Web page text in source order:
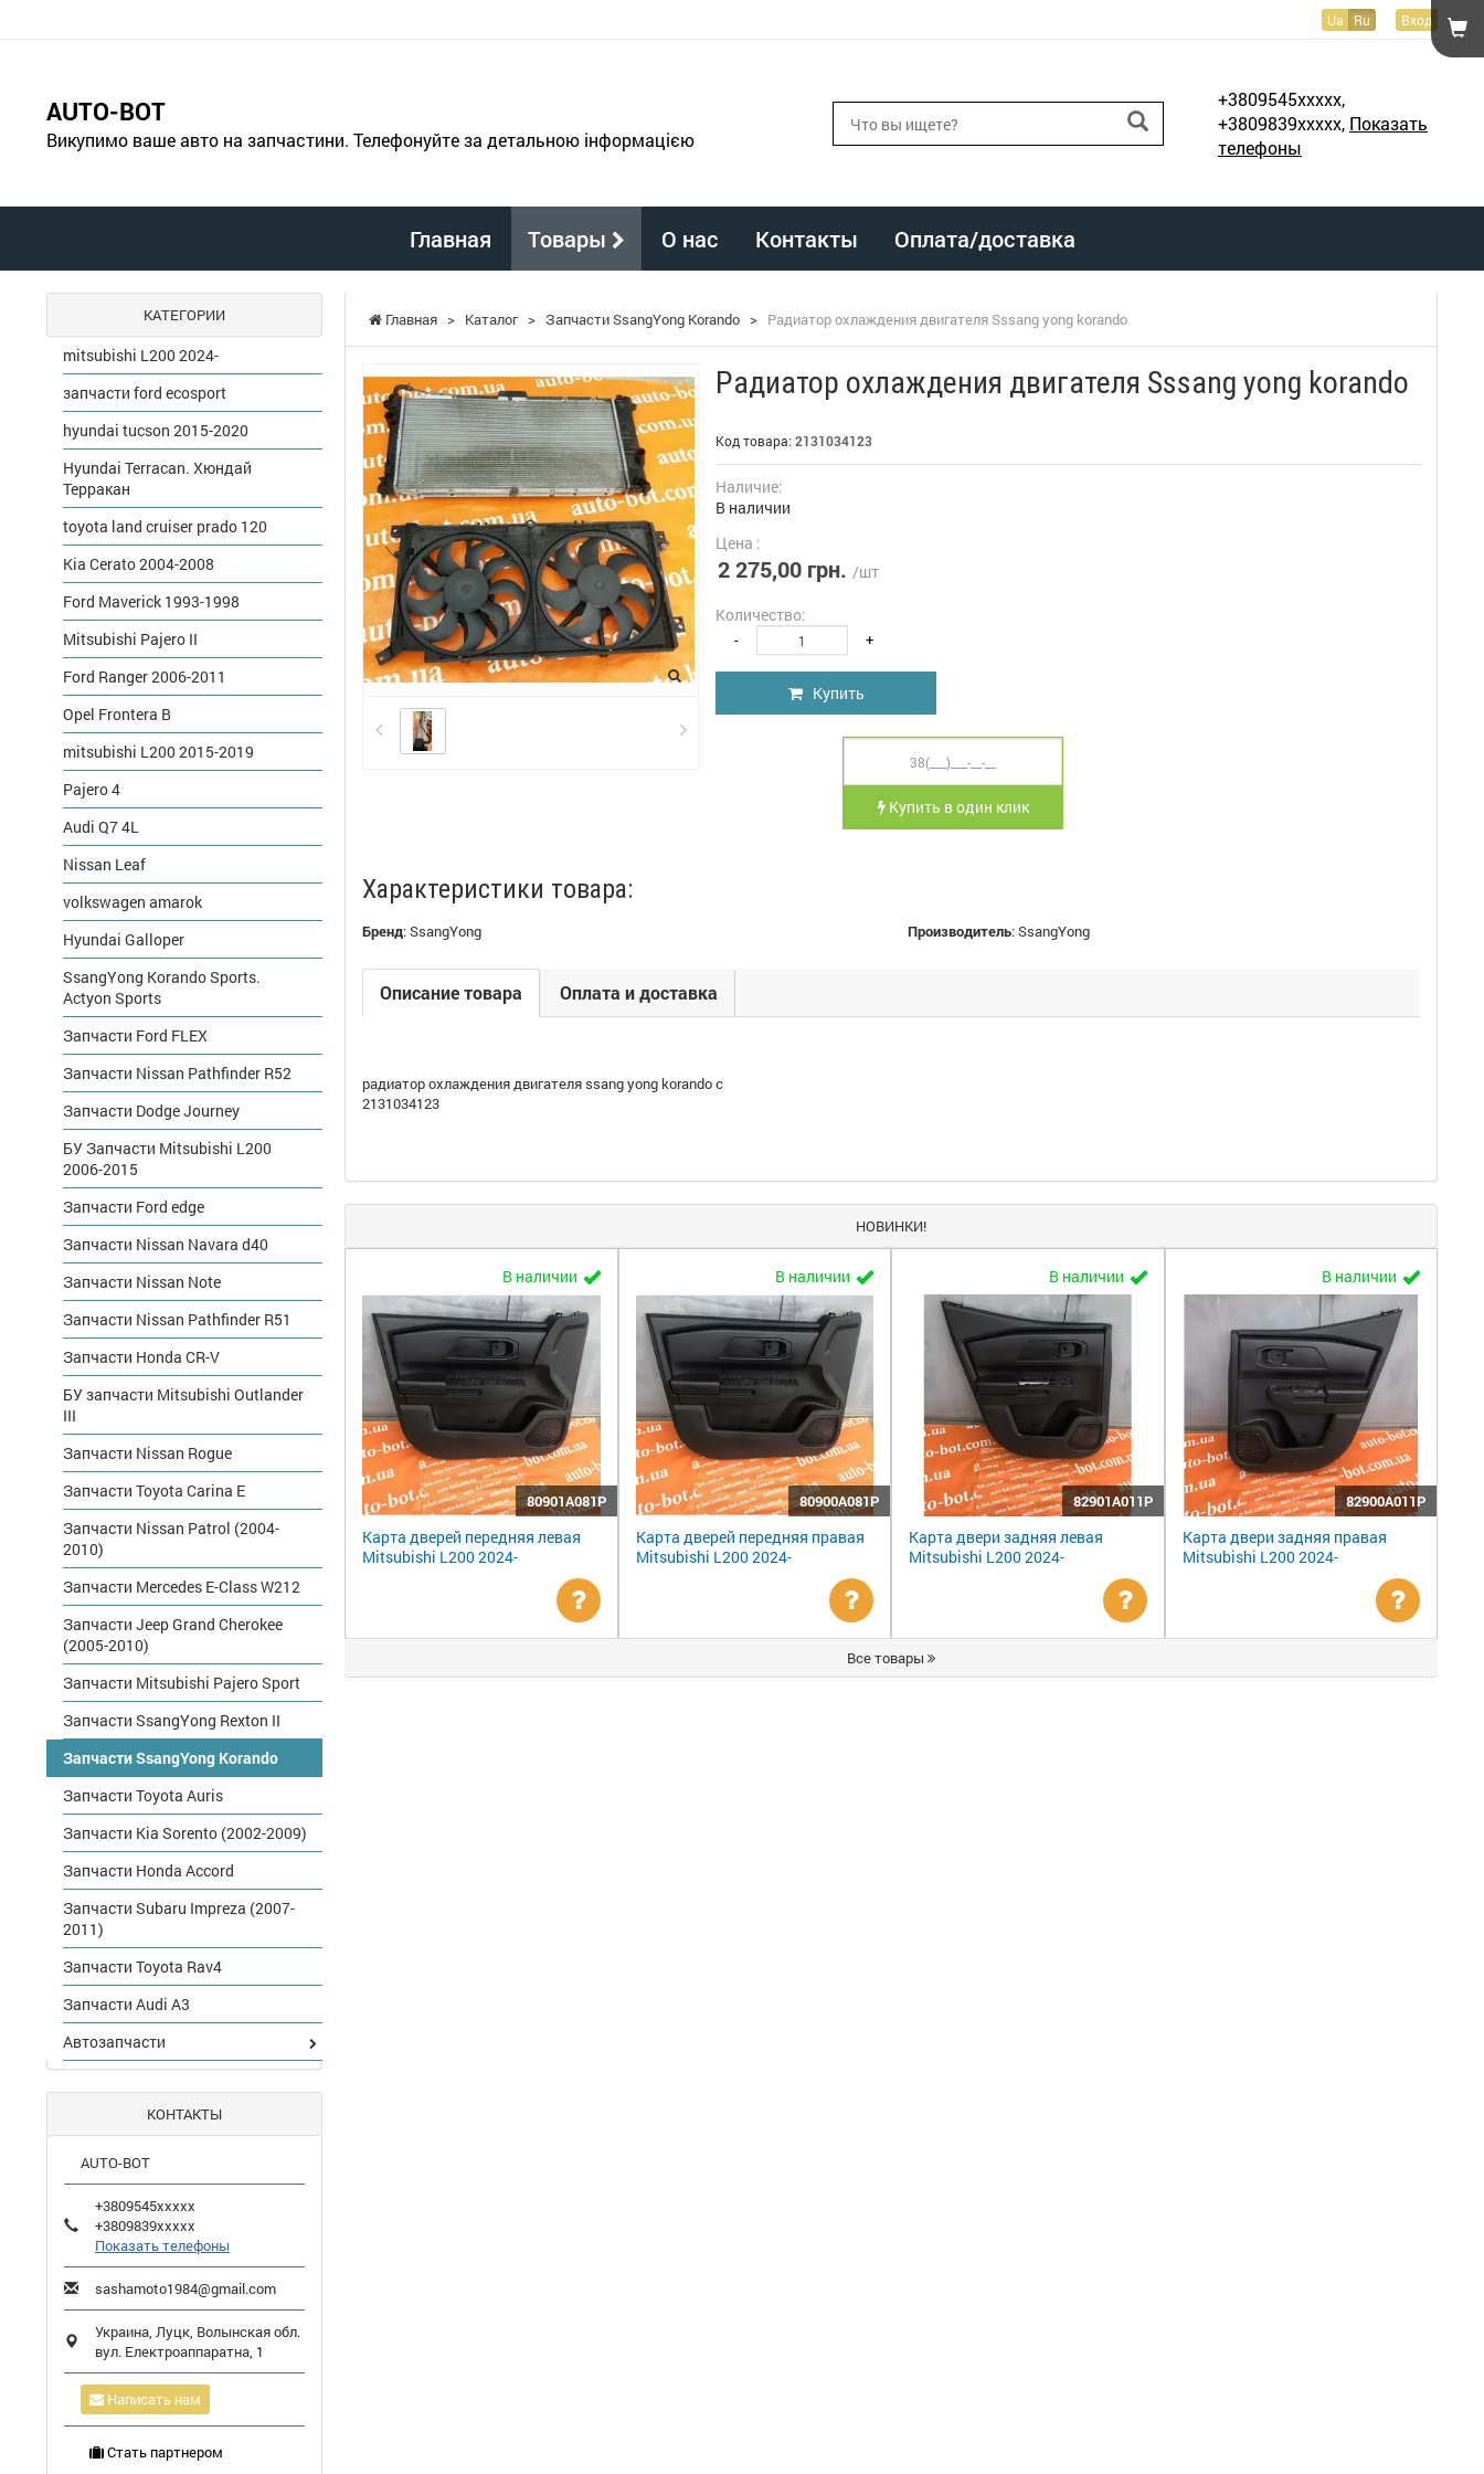
Ua Ru Вход
AUTO-BOT
Викупимо ваше авто на запчастини. Телефонуйте за детальною інформацією
+3809545xxxxx,
+3809839xxxxx, Показать
телефоны
Главная Товары О нас Контакты Оплата/доставка
Главная > Каталог > Запчасти SsangYong Korando > Радиатор охлаждения двигателя Sssang yong korando
Радиатор охлаждения двигателя Sssang yong korando
Код товара: 2131034123
Наличие:
В наличии
Цена :
2 275,00 грн. /шт
Количество:
- +
Купить
Купить в один клик
Характеристики товара:
Бренд:SsangYong Производитель:SsangYong
Описание товара Оплата и доставка
радиатор охлаждения двигателя ssang yong korando c
2131034123
НОВИНКИ!
В наличии
80901A081P
Карта дверей передняя левая
Mitsubishi L200 2024-
Уточнить
цену
В наличии
80900A081P
Карта дверей передняя правая
Mitsubishi L200 2024-
Уточнить
цену
В наличии
82901A011P
Карта двери задняя левая
Mitsubishi L200 2024-
Уточнить
цену
В наличии
82900A011P
Карта двери задняя правая
Mitsubishi L200 2024-
цену
Все товары
КАТЕГОРИИ
mitsubishi L200 2024-
запчасти ford ecosport
hyundai tucson 2015-2020
Hyundai Terracan. Хюндай
Терракан
toyota land cruiser prado 120
Kia Cerato 2004-2008
Ford Maverick 1993-1998
Mitsubishi Pajero II
Ford Ranger 2006-2011
Opel Frontera B
mitsubishi L200 2015-2019
Pajero 4
Audi Q7 4L
Nissan Leaf
volkswagen amarok
Hyundai Galloper
SsangYong Korando Sports.
Actyon Sports
Запчасти Ford FLEX
Запчасти Nissan Pathfinder R52
Запчасти Dodge Journey
БУ Запчасти Mitsubishi L200
2006-2015
Запчасти Ford edge
Запчасти Nissan Navara d40
Запчасти Nissan Note
Запчасти Nissan Pathfinder R51
Запчасти Honda CR-V
БУ запчасти Mitsubishi Outlander
III
Запчасти Nissan Rogue
Запчасти Toyota Carina E
Запчасти Nissan Patrol (2004-
2010)
Запчасти Mercedes E-Class W212
Запчасти Jeep Grand Cherokee
(2005-2010)
Запчасти Mitsubishi Pajero Sport
Запчасти SsangYong Rexton II
Запчасти SsangYong Korando
Запчасти Toyota Auris
Запчасти Kia Sorento (2002-2009)
Запчасти Honda Accord
Запчасти Subaru Impreza (2007-
2011)
Запчасти Toyota Rav4
Запчасти Audi A3
Автозапчасти
КОНТАКТЫ
AUTO-BOT
+3809545xxxxx
+3809839xxxxx
Показать телефоны
sashamoto1984@gmail.com
Украина, Луцк, Волынская обл.
вул. Електроаппаратна, 1
Написать нам
Стать партнером